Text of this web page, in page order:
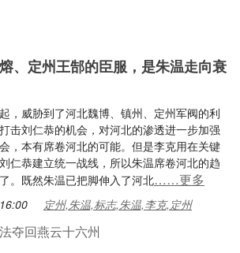
、定州王郜的臣服，是朱温走向衰
，威胁到了河北魏博、镇州、定州军阀的利
击刘仁恭的机会，对河北的渗透进一步加强
，本有席卷河北的可能。但是李克用在关键
仁恭建立统一战线，所以朱温席卷河北的趋
。既然朱温已把脚伸入了河北……更多
定州,朱温,标志,朱温,李克,定州